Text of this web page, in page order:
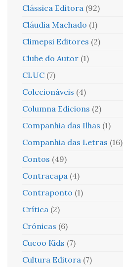
Clássica Editora (92)
Cláudia Machado (1)
Climepsi Editores (2)
Clube do Autor (1)
CLUC (7)
Colecionáveis (4)
Columna Edicions (2)
Companhia das Ilhas (1)
Companhia das Letras (16)
Contos (49)
Contracapa (4)
Contraponto (1)
Crítica (2)
Crónicas (6)
Cucoo Kids (7)
Cultura Editora (7)